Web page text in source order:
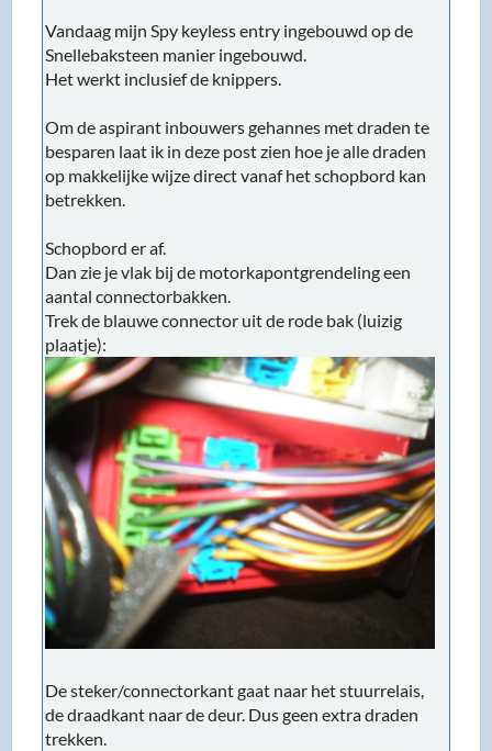
Vandaag mijn Spy keyless entry ingebouwd op de
Snellebaksteen manier ingebouwd.
Het werkt inclusief de knippers.
Om de aspirant inbouwers gehannes met draden te
besparen laat ik in deze post zien hoe je alle draden
op makkelijke wijze direct vanaf het schopbord kan
betrekken.
Schopbord er af.
Dan zie je vlak bij de motorkapontgrendeling een
aantal connectorbakken.
Trek de blauwe connector uit de rode bak (luizig
plaatje):
De steker/connectorkant gaat naar het stuurrelais,
de draadkant naar de deur. Dus geen extra draden
trekken.